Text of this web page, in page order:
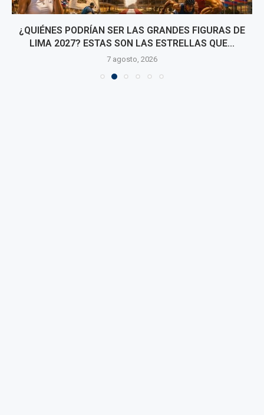
¿QUIÉNES PODRÍAN SER LAS GRANDES FIGURAS DE
LIMA 2027? ESTAS SON LAS ESTRELLAS QUE...
7 agosto, 2026